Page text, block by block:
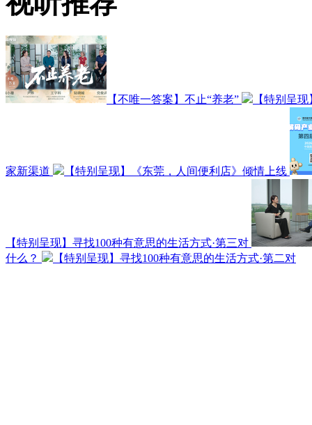
【不唯一答案】不止“养老” 【特别呈
家新渠道 【特别呈现】《东莞，人间便利店》倾情上线
【特别呈现】寻找100种有意思的生活方式·第三对
什么？
【特别呈现】寻找100种有意思的生活方式·第二对